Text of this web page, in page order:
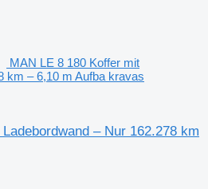
MAN LE 8 180 Koffer mit
km – 6,10 m Aufba kravas
– Nur 162.278 km